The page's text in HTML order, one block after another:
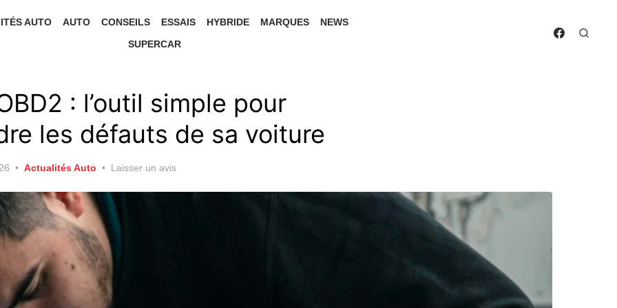
AUTO AUTO CONSEILS ESSAIS HYBRIDE MARQUES
NEWS
SUPERCAR
: l’outil simple pour
les défauts de sa voiture
Actualités Auto Laisser un avis